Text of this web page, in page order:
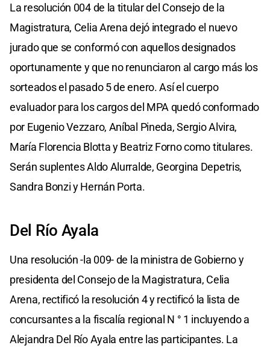
La resolución 004 de la titular del Consejo de la
Magistratura, Celia Arena dejó integrado el nuevo
jurado que se conformó con aquellos designados
oportunamente y que no renunciaron al cargo más los
sorteados el pasado 5 de enero. Así el cuerpo
evaluador para los cargos del MPA quedó conformado
por Eugenio Vezzaro, Aníbal Pineda, Sergio Alvira,
María Florencia Blotta y Beatriz Forno como titulares.
Serán suplentes Aldo Alurralde, Georgina Depetris,
Sandra Bonzi y Hernán Porta.
Del Río Ayala
Una resolución -la 009- de la ministra de Gobierno y
presidenta del Consejo de la Magistratura, Celia
Arena, rectificó la resolución 4 y rectificó la lista de
concursantes a la fiscalía regional N ° 1 incluyendo a
Alejandra Del Río Ayala entre las participantes. La